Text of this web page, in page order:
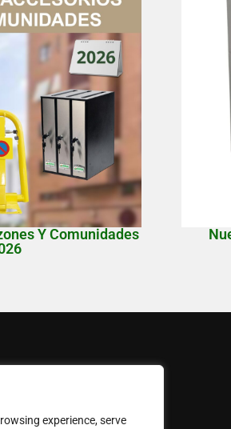
experience, serve
Y Comunidades
Contáctanos